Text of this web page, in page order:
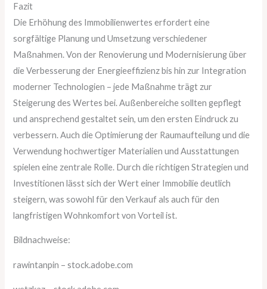
Fazit
Die Erhöhung des Immobilienwertes erfordert eine
sorgfältige Planung und Umsetzung verschiedener
Maßnahmen. Von der Renovierung und Modernisierung über
die Verbesserung der Energieeffizienz bis hin zur Integration
moderner Technologien – jede Maßnahme trägt zur
Steigerung des Wertes bei. Außenbereiche sollten gepflegt
und ansprechend gestaltet sein, um den ersten Eindruck zu
verbessern. Auch die Optimierung der Raumaufteilung und die
Verwendung hochwertiger Materialien und Ausstattungen
spielen eine zentrale Rolle. Durch die richtigen Strategien und
Investitionen lässt sich der Wert einer Immobilie deutlich
steigern, was sowohl für den Verkauf als auch für den
langfristigen Wohnkomfort von Vorteil ist.
Bildnachweise:
rawintanpin – stock.adobe.com